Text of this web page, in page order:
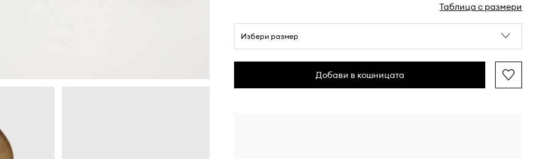
Таблица с размери
Избери размер
Добави в кошницата